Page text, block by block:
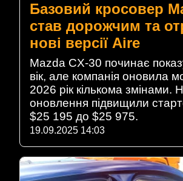
Базовий кросовер
став дорожчим та
нові версії Aire
Mazda CX-30 починає
вік, але компанія оновила
2026 рік кількома змінами.
оновлення підвищили
$25 195 до $25 975.
19.09.2025 14:03